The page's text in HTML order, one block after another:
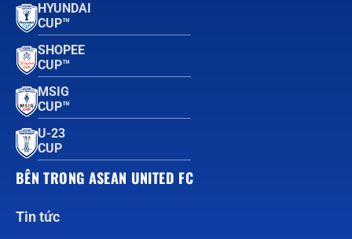
HYUNDAI
CUP™
SHOPEE
CUP™
MSIG
CUP™
U-23
CUP
BÊN TRONG ASEAN UNITED FC
Tin tức